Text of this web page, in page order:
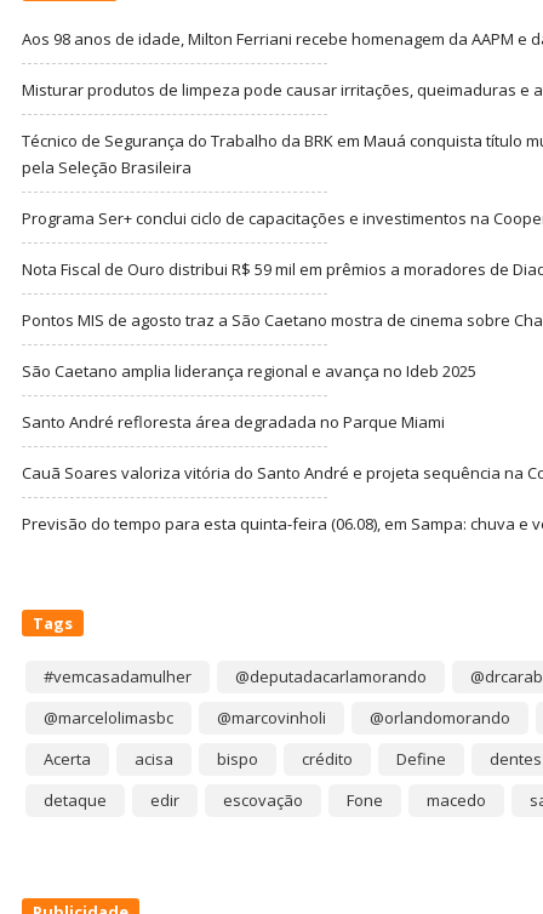
Aos 98 anos de idade, Milton Ferriani recebe homenagem da AAPM e
Misturar produtos de limpeza pode causar irritações, queimaduras e
Técnico de Segurança do Trabalho da BRK em Mauá conquista título
pela Seleção Brasileira
Programa Ser+ conclui ciclo de capacitações e investimentos na
Nota Fiscal de Ouro distribui R$ 59 mil em prêmios a moradores de
Pontos MIS de agosto traz a São Caetano mostra de cinema sobre
São Caetano amplia liderança regional e avança no Ideb 2025
Santo André refloresta área degradada no Parque Miami
Cauã Soares valoriza vitória do Santo André e projeta sequência na
Previsão do tempo para esta quinta-feira (06.08), em Sampa: chuva e
Tags
#vemcasadamulher @deputadacarlamorando
@marcelolimasbc
@marcovinholi
@orlandomorando
Acerta
acisa bispo crédito Define
dentes
detaque
edir escovação Fone macedo